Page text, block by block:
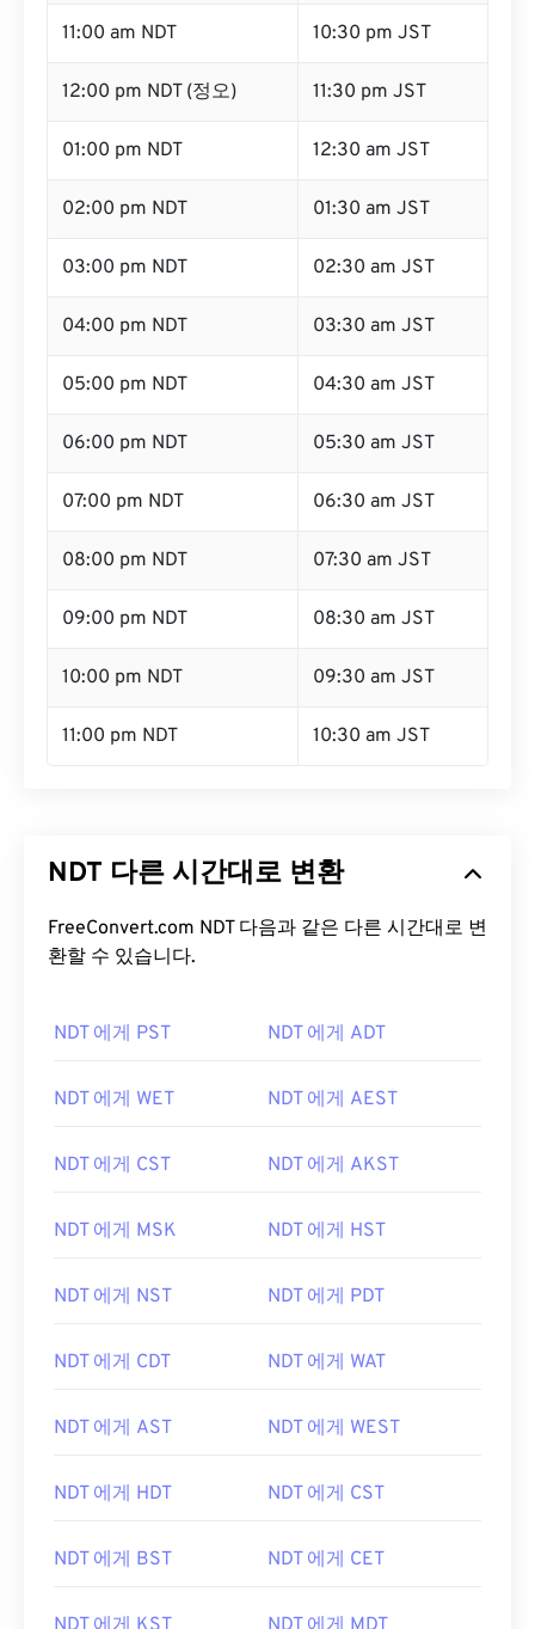
11:00 am NDT 10:30 pm JST
12:00 pm NDT (정오) 11:30 pm JST
01:00 pm NDT 12:30 am JST
02:00 pm NDT 01:30 am JST
03:00 pm NDT 02:30 am JST
04:00 pm NDT 03:30 am JST
05:00 pm NDT 04:30 am JST
06:00 pm NDT 05:30 am JST
07:00 pm NDT 06:30 am JST
08:00 pm NDT 07:30 am JST
09:00 pm NDT 08:30 am JST
10:00 pm NDT 09:30 am JST
11:00 pm NDT 10:30 am JST
NDT 다른 시간대로 변환
FreeConvert.com NDT 다음과 같은 다른 시간대로 변
환할 수 있습니다.
NDT 에게 PST NDT 에게 ADT
NDT 에게 WET NDT 에게 AEST
NDT 에게 CST NDT 에게 AKST
NDT 에게 MSK NDT 에게 HST
NDT 에게 NST NDT 에게 PDT
NDT 에게 CDT NDT 에게 WAT
NDT 에게 AST NDT 에게 WEST
NDT 에게 HDT NDT 에게 CST
NDT 에게 BST NDT 에게 CET